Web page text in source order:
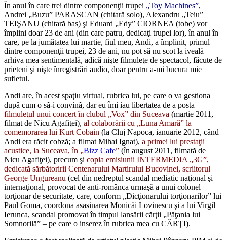
În anul în care trei dintre componenţii trupei „Toy Machines”,
Andrei „Buzu” PARASCAN (chitară solo), Alexandru „Teiu”
TEIŞANU (chitară bas) şi Eduard „Edy” CIORNEA (tobe) vor
împlini doar 23 de ani (din care patru, dedicaţi trupei lor), în anul în
care, pe la jumătatea lui martie, fiul meu, Andi, a împlinit, primul
dintre componenţii trupei, 23 de ani, nu pot să nu scot la iveală
arhiva mea sentimentală, adică nişte filmuleţe de spectacol, făcute de
prieteni şi nişte înregistrări audio, doar pentru a-mi bucura mie
sufletul.
Andi are, în acest spaţiu virtual, rubrica lui, pe care o va gestiona
după cum o să-i convină, dar eu îmi iau libertatea de a posta
filmuleţul unui concert în clubul „Vox” din Suceava (martie 2011,
filmat de Nicu Agafiţei), al colaborării cu „Luna Amară” la
comemorarea lui Kurt Cobain (la Cluj Napoca, ianuarie 2012, când
Andi era răcit cobză; a filmat Mihai Ignat), a primei lui prestaţii
acustice, la Suceava, în „Bizz Cafe” (în august 2011, filmată de
Nicu Agafiţei), precum şi copia emisiunii INTERMEDIA „3G”,
dedicată sărbătoririi Centenarului Martirului Bucovinei, scriitorul
George Ungureanu (cel din nedreptul scandal mediatic naţional şi
internaţional, provocat de anti-românca urmaşă a unui colonel
torţionar de securitate, care, conform „Dicţionarului torţionarilor” lui
Paul Goma, coordona asasinarea Monicăi Lovinescu şi a lui Virgil
Ierunca, scandal promovat în timpul lansării cărţii „Păţania lui
Somnorilă” – pe care o inserez în rubrica mea cu CĂRŢI).